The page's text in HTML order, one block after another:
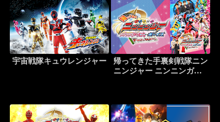
宇宙戦隊キュウレンジャー
帰ってきた手裏剣戦隊ニン
ニンジャー ニンニンガー